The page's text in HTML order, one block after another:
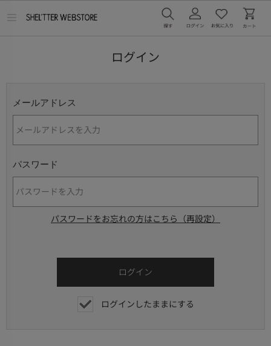
ログイン
メールアドレス
パスワード
パスワードをお忘れの方はこちら（再設定）
ログインしたままにする